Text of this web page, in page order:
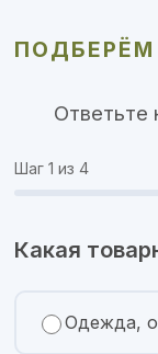
Ответьте
Шаг 1 из 4
Какая
Одежда,